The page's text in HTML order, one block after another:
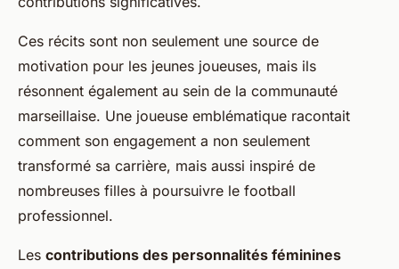
Ces récits sont non seulement une source de
motivation pour les jeunes joueuses, mais ils
résonnent également au sein de la communauté
marseillaise. Une joueuse emblématique racontait
comment son engagement a non seulement
transformé sa carrière, mais aussi inspiré de
nombreuses filles à poursuivre le football
professionnel.
Les contributions des personnalités féminines